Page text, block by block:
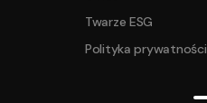
Twarze ESG
Polityka prywatności